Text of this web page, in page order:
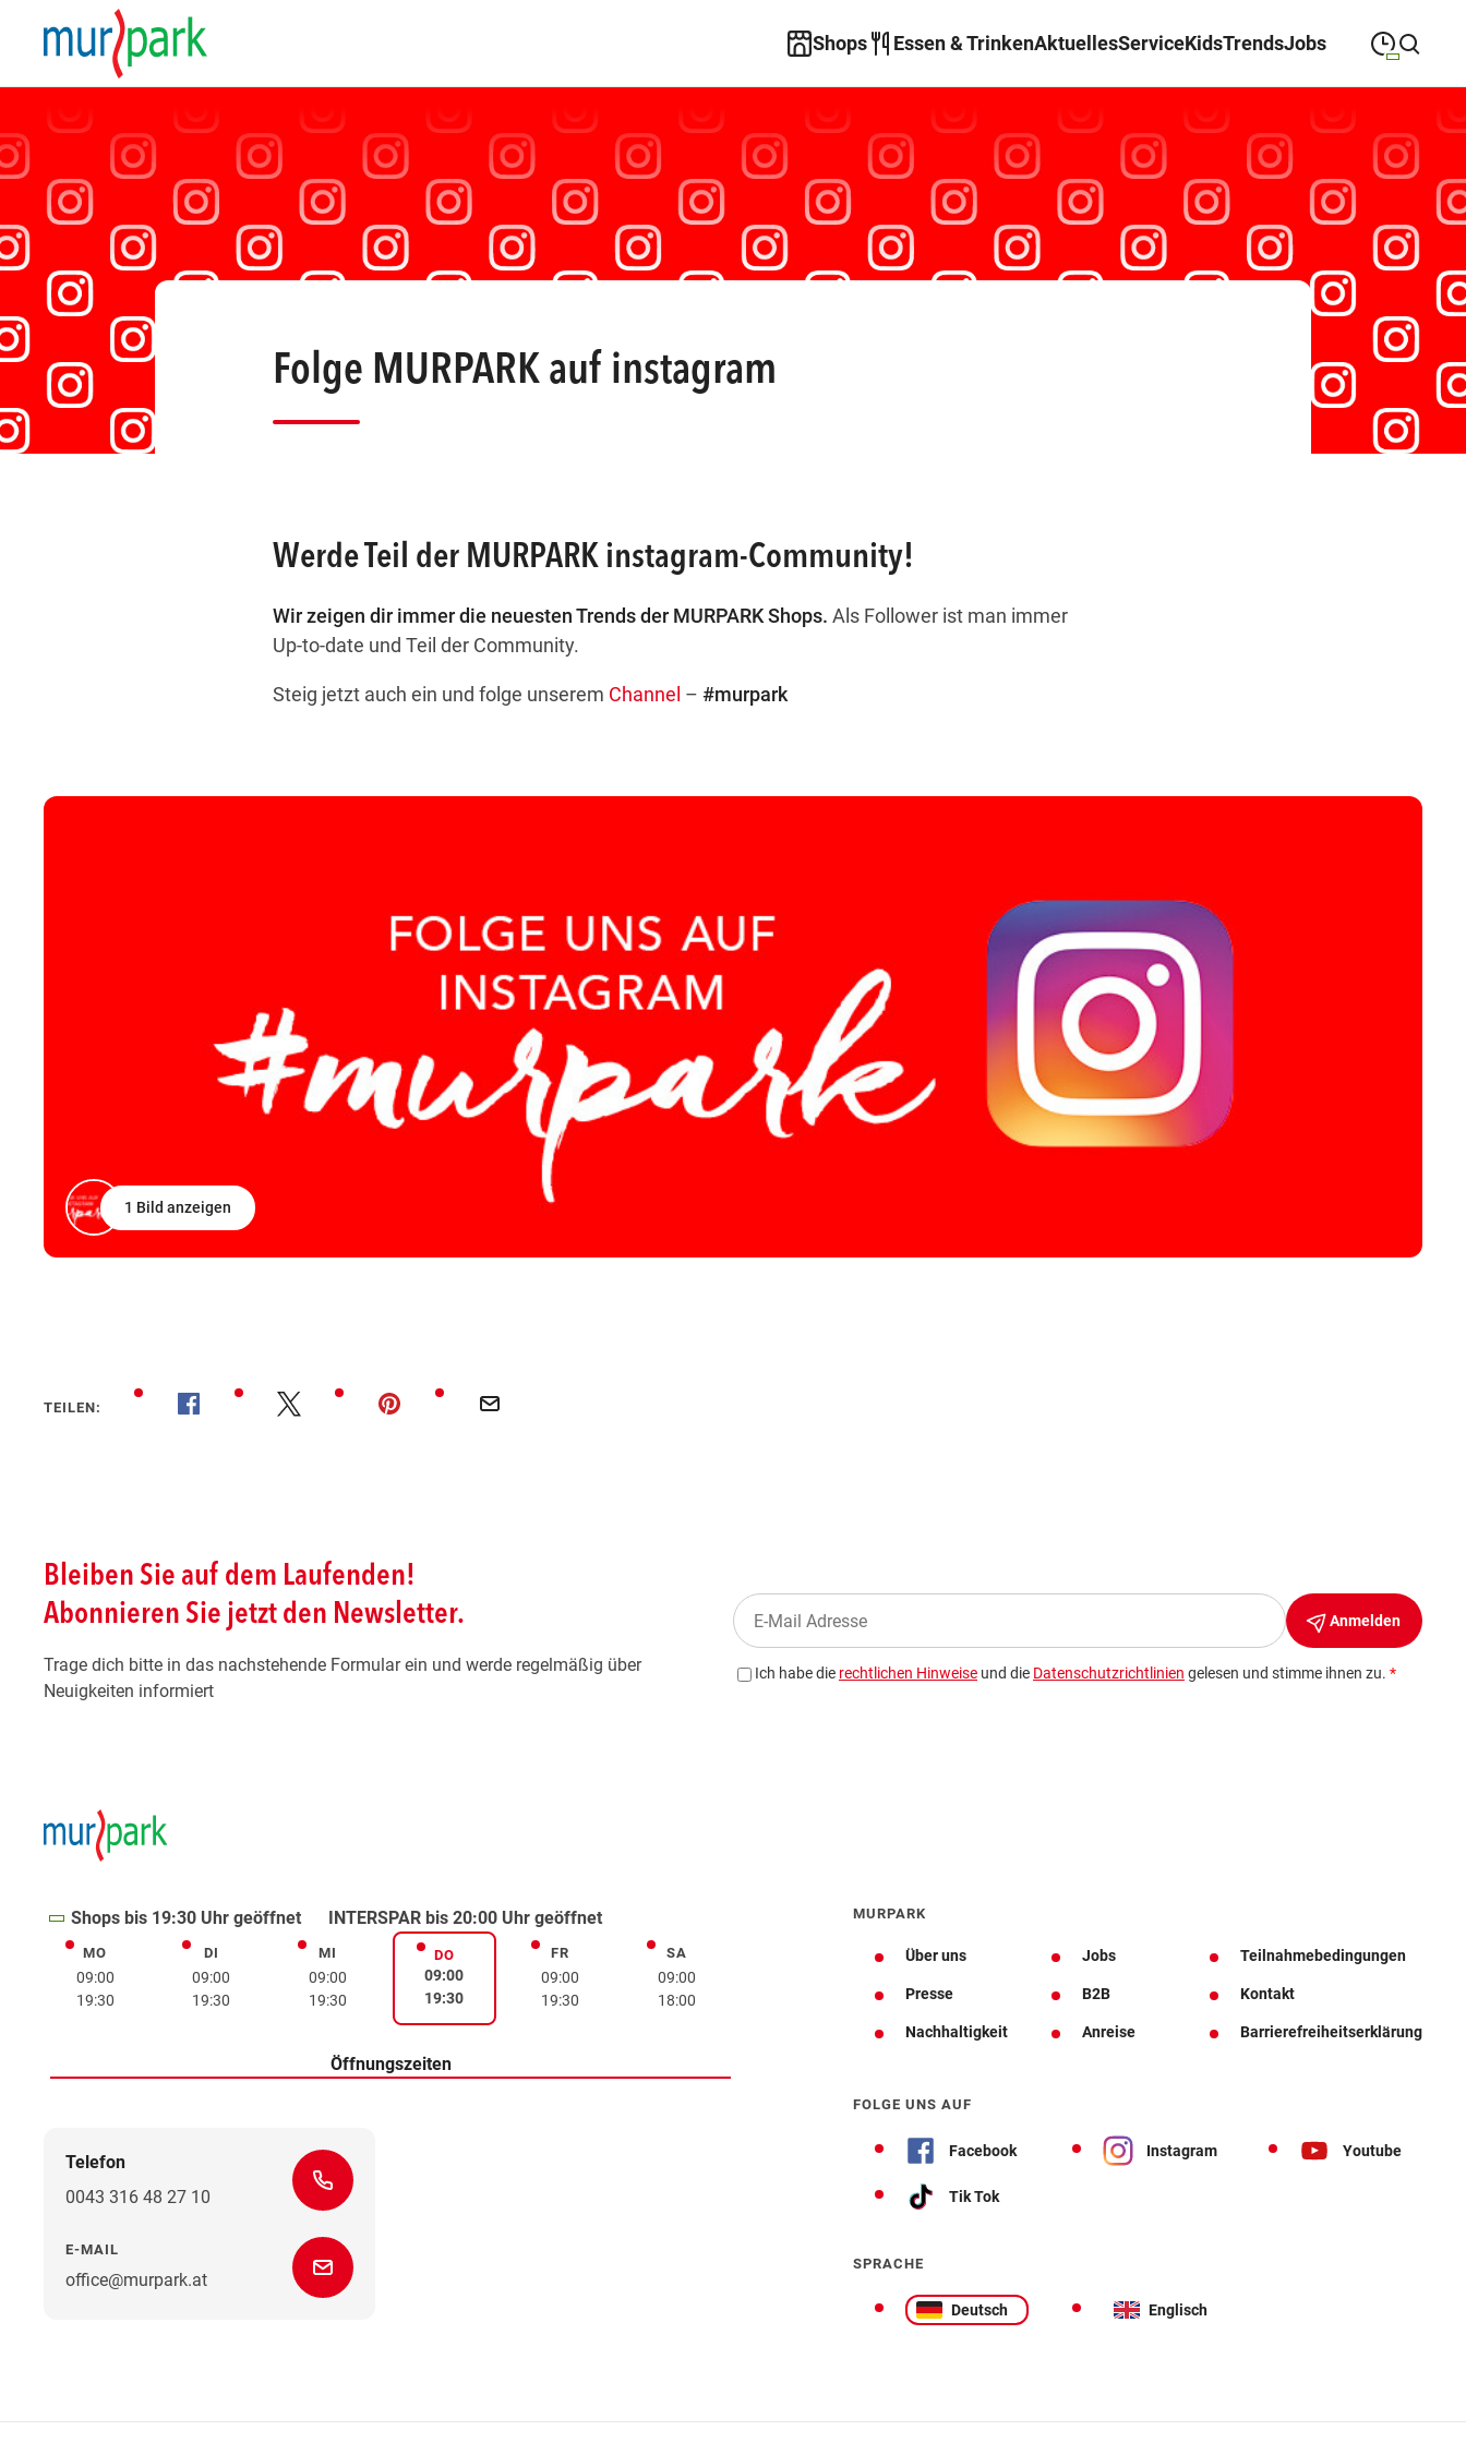
Shops Essen & TrinkenAktuellesServiceKidsTrendsJobs
Suche schließen Montag
MONTAG 09:00
Dienstag
DIENSTAG 09:00 —19:30
MITTWOCH —19:30
09:00
—19:30
09:00 —18:00
Folge MURPARK auf instagram
Werde Teil der MURPARK instagram-Community!
Wir zeigen dir immer die neuesten Trends der MURPARK Shops. Als Follower ist man immer
Up-to-date und Teil der Community.
Steig jetzt auch ein und folge unserem Channel – #murpark
1 Bild anzeigen
TEILEN:
Shops bis 19:30 Uhr geöffnet INTERSPAR bis 20:00 Uhr geöffnet
MOMontag
09:00
19:30
DIDienstag
09:00
19:30
MIMittwoch
09:00
19:30
DODonnerstag
09:00
19:30
FRFreitag
09:00
19:30
SASamstag
09:00
18:00
Öffnungszeiten
Telefon
0043 316 48 27 10
E-MAIL
office@murpark.at
MURPARK
Über uns Jobs Teilnahmebedingungen
Presse B2B Kontakt
Nachhaltigkeit Anreise Barrierefreiheitserklärung
FOLGE UNS AUF
Facebook Instagram Youtube
Tik Tok
SPRACHE
Deutsch Englisch